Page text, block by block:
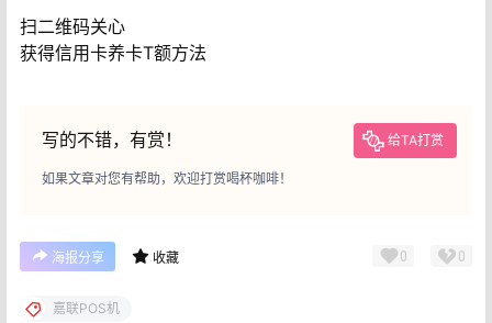
扫二维码关心
获得信用卡养卡T额方法
写的不错，有赏！ 给TA打赏
如果文章对您有帮助，欢迎打赏喝杯咖啡！
海报分享 收藏 0 0
嘉联POS机